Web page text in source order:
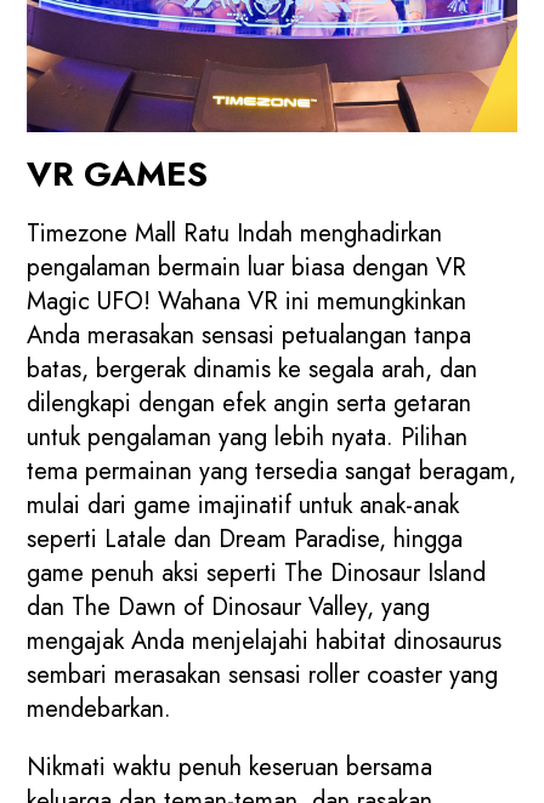
VR GAMES
Timezone Mall Ratu Indah menghadirkan
pengalaman bermain luar biasa dengan VR
Magic UFO! Wahana VR ini memungkinkan
Anda merasakan sensasi petualangan tanpa
batas, bergerak dinamis ke segala arah, dan
dilengkapi dengan efek angin serta getaran
untuk pengalaman yang lebih nyata. Pilihan
tema permainan yang tersedia sangat beragam,
mulai dari game imajinatif untuk anak-anak
seperti Latale dan Dream Paradise, hingga
game penuh aksi seperti The Dinosaur Island
dan The Dawn of Dinosaur Valley, yang
mengajak Anda menjelajahi habitat dinosaurus
sembari merasakan sensasi roller coaster yang
mendebarkan.
Nikmati waktu penuh keseruan bersama